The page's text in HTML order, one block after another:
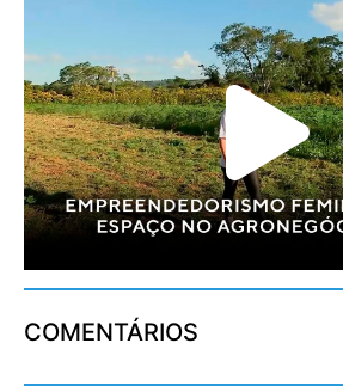
COMENTÁRIOS